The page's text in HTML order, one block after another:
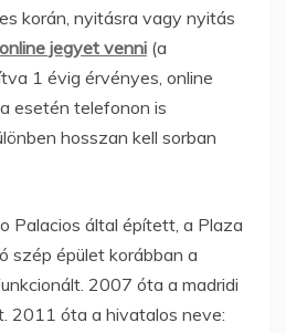
korán, nyitásra vagy nyitás
online jegyet venni (a
1 évig érvényes, online
esetén telefonon is
hosszan kell sorban
Palacios által épített, a Plaza
szép épület korábban a
2007 óta a madridi
2011 óta a hivatalos neve: